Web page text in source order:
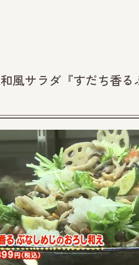
サラダ『すだち香る